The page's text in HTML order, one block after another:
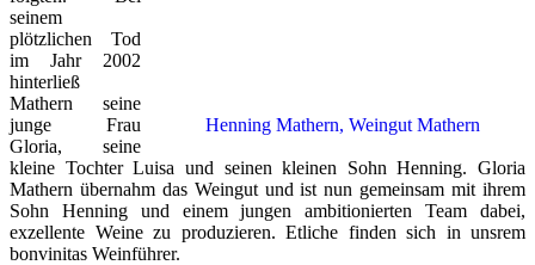
Henning Mathern, Weingut Mathern
seinem
plötzlichen Tod
im Jahr 2002
hinterließ
Mathern seine
junge Frau
Gloria, seine
kleine Tochter Luisa und seinen kleinen Sohn Henning. Gloria
Mathern übernahm das Weingut und ist nun gemeinsam mit ihrem
Sohn Henning und einem jungen ambitionierten Team dabei,
exzellente Weine zu produzieren. Etliche finden sich in unsrem
bonvinitas Weinführer.